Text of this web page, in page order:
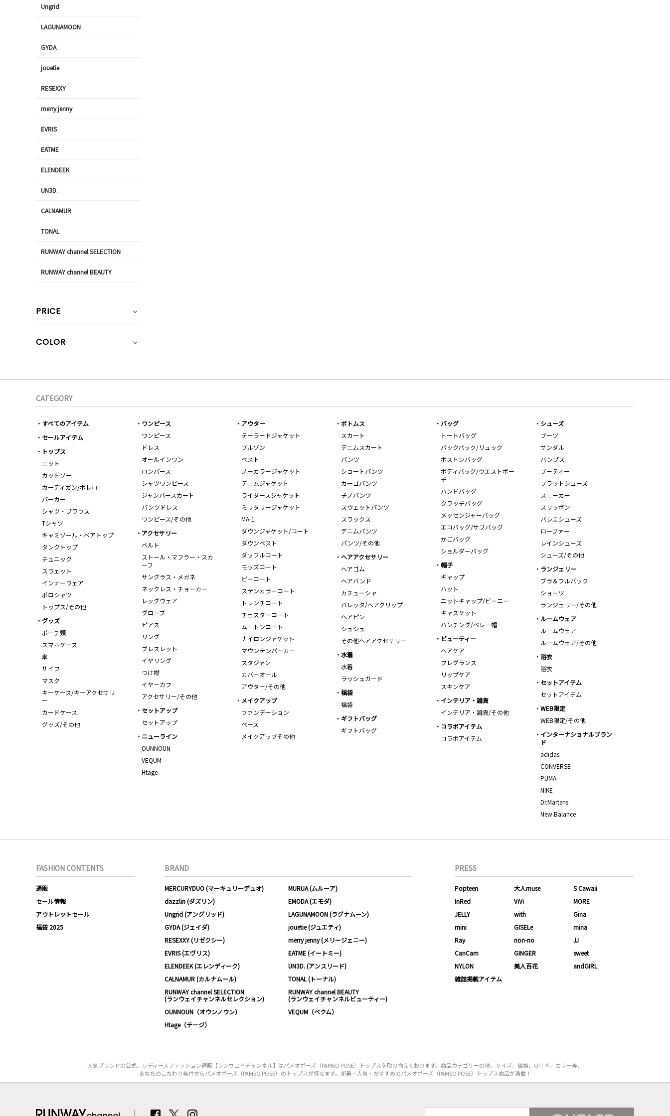
Ungrid
LAGUNAMOON
GYDA
jouetie
RESEXXY
merry jenny
EVRIS
EATME
ELENDEEK
UN3D.
CALNAMUR
TONAL
RUNWAY channel SELECTION
RUNWAY channel BEAUTY
PRICE
COLOR
CATEGORY
すべてのアイテム
セールアイテム
トップス
ニット
カットソー
カーディガン/ボレロ
パーカー
シャツ・ブラウス
Tシャツ
キャミソール・ベアトップ
タンクトップ
チュニック
スウェット
インナーウェア
ポロシャツ
トップス/その他
ワンピース
ワンピース
ドレス
オールインワン
ロンパース
シャツワンピース
ジャンパースカート
パンツドレス
ワンピース/その他
アウター
テーラードジャケット
ブルゾン
ベスト
ノーカラージャケット
デニムジャケット
ライダースジャケット
ミリタリージャケット
MA-1
ダウンジャケット/コート
ダウンベスト
ダッフルコート
モッズコート
ピーコート
ステンカラーコート
トレンチコート
チェスターコート
ムートンコート
ナイロンジャケット
マウンテンパーカー
スタジャン
カバーオール
アウター/その他
ボトムス
スカート
デニムスカート
パンツ
ショートパンツ
カーゴパンツ
チノパンツ
スウェットパンツ
スラックス
デニムパンツ
パンツ/その他
バッグ
トートバッグ
バックパック/リュック
ボストンバッグ
ボディバッグ/ウエストポー
チ
ハンドバッグ
クラッチバッグ
メッセンジャーバッグ
エコバッグ/サブバッグ
かごバッグ
ショルダーバッグ
シューズ
ブーツ
サンダル
パンプス
ブーティー
フラットシューズ
スニーカー
スリッポン
バレエシューズ
ローファー
レインシューズ
シューズ/その他
アクセサリー
ベルト
ストール・マフラー・スカ
ーフ
サングラス・メガネ
ネックレス・チョーカー
レッグウェア
グローブ
ピアス
リング
ブレスレット
イヤリング
つけ襟
イヤーカフ
アクセサリー/その他
ヘアアクセサリー
ヘアゴム
ヘアバンド
カチューシャ
バレッタ/ヘアクリップ
ヘアピン
シュシュ
その他ヘアアクセサリー
帽子
キャップ
ハット
ニットキャップ/ビーニー
キャスケット
ハンチング/ベレー帽
ランジェリー
ブラ＆フルバック
ショーツ
ランジェリー/その他
ルームウェア
ルームウェア
ルームウェア/その他
グッズ
ポーチ類
スマホケース
傘
サイフ
マスク
キーケース/キーアクセサリ
ー
カードケース
グッズ/その他
ビューティー
ヘアケア
フレグランス
リップケア
スキンケア
水着
水着
ラッシュガード
浴衣
浴衣
セットアイテム
セットアイテム
福袋
福袋
メイクアップ
ファンデーション
ベース
メイクアップその他
インテリア・雑貨
インテリア・雑貨/その他
WEB限定
WEB限定/その他
セットアップ
セットアップ
ギフトバッグ
ギフトバッグ
コラボアイテム
コラボアイテム
インターナショナルブラン
ド
adidas
CONVERSE
PUMA
NIKE
Dr.Martens
New Balance
ニューライン
OUNNOUN
VEQUM
Htage
FASHION CONTENTS
通販
セール情報
アウトレットセール
福袋 2025
BRAND
MERCURYDUO (マーキュリーデュオ)
MURUA (ムルーア)
dazzlin (ダズリン)
EMODA (エモダ)
Ungrid (アングリッド)
LAGUNAMOON (ラグナムーン)
GYDA (ジェイダ)
jouetie (ジュエティ)
RESEXXY (リゼクシー)
merry jenny (メリージェニー)
EVRIS (エヴリス)
EATME (イートミー)
ELENDEEK (エレンディーク)
UN3D. (アンスリード)
CALNAMUR (カルナムール)
TONAL (トーナル)
RUNWAY channel SELECTION
(ランウェイチャンネルセレクション)
RUNWAY channel BEAUTY
(ランウェイチャンネルビューティー)
OUNNOUN（オウンノウン）
VEQUM（ベクム）
Htage（テージ）
PRESS
Popteen 大人muse
S Cawaii
InRed
ViVi
MORE
JELLY
with
Gina
mini
GISELe
mina
Ray
non-no
JJ
CanCam
GINGER
sweet
NYLON
美人百花
andGIRL
雑誌掲載アイテム
人気ブランドの公式、レディースファッション通販【ランウェイチャンネル】はパメオポーズ（PAMEO POSE）トップスを取り揃えております。商品カテゴリーの他、サイズ、価格、OFF率、カラー等、
あなたのこだわり条件からパメオポーズ（PAMEO POSE）のトップスが探せます。新着・人気・おすすめのパメオポーズ（PAMEO POSE）トップス商品が満載！